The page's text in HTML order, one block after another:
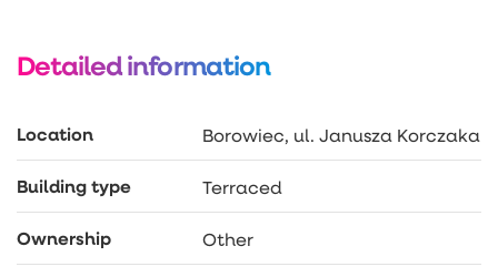
na poddasze użytkowe (możliwość dobudowania
SERDECZNIE ZAPRASZAM NA PREZENTACJE!
Detailed information
Location Borowiec, ul. Janusza Korczaka
Building type Terraced
Ownership Other